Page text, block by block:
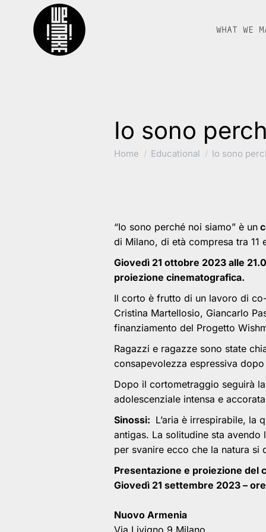
WHAT WE
Io sono
You are here:
Home Educational Io sono
“Io sono perché noi siamo” è un
di Milano, di età compresa tra 11
Giovedì 21 ottobre 2023 alle
proiezione cinematografica.
Il corto è frutto di un lavoro di
Cristina Martellosio, Giancarlo
finanziamento del Progetto
Ragazzi e ragazze sono state
consapevolezza espressiva
Dopo il cortometraggio seguirà
adolescenziale intensa e
Sinossi: L’aria è irrespirabile, la
antigas. La solitudine sta
per svanire ecco che la natura si
Presentazione e proiezione del
Giovedì 21 settembre 2023 –
Nuovo Armenia
Via Livigno 9 Milano